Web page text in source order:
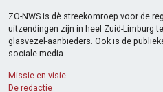
ZO-NWS is dè streekomroep voor de
uitzendingen zijn in heel Zuid-Limburg
glasvezel-aanbieders. Ook is de
sociale media.
Missie en visie
De redactie